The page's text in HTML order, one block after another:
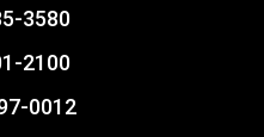
3580
2100
0012